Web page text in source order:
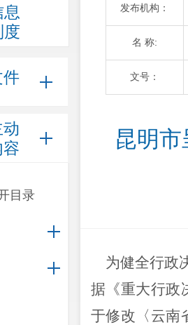
度
件
目录
发布机构：
名 称:
文号：
昆明
为健全行政
据《重大行政
于修改〈云南